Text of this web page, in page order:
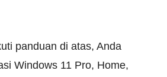
panduan di atas, Anda
Windows 11 Pro, Home,